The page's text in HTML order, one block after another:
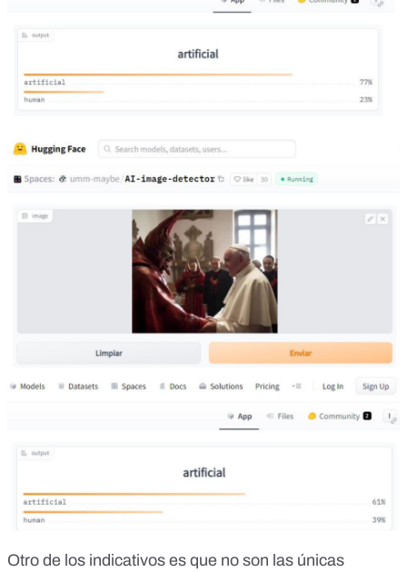
Otro de los indicativos es que no son las únicas